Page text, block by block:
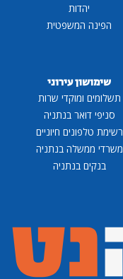
יהדות
הפינה המשפטית
שימושון עירוני
תשלומים ומוקדי שרות
סניפי דואר בנתניה
רשימת טלפונים חיוניים
משרדי ממשלה בנתניה
בנקים בנתניה